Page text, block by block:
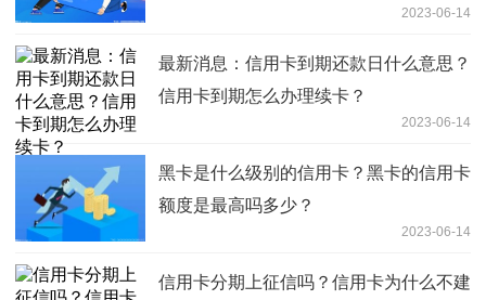
2023-06-14
最新消息：信用卡到期还款日什么意思？
信用卡到期怎么办理续卡？
2023-06-14
黑卡是什么级别的信用卡？黑卡的信用卡
额度是最高吗多少？
2023-06-14
信用卡分期上征信吗？信用卡为什么不建